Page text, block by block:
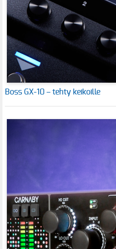
Boss GX-10 – tehty keikoille